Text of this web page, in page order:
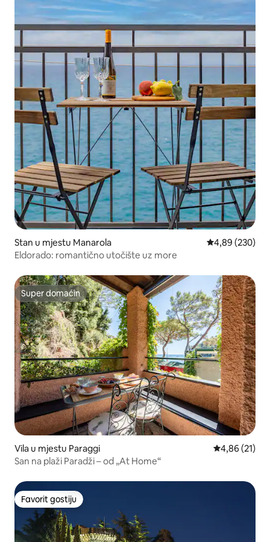
Stan u mjestu Manarola prosječna
4,89 (230)
Eldorado: romantično utočište uz more
Super domaćin
Super domaćin
Vila u mjestu Paraggi prosječna
4,86 (21)
San na plaži Paradži – od „At Home“
Favorit gostiju
Favorit gostiju